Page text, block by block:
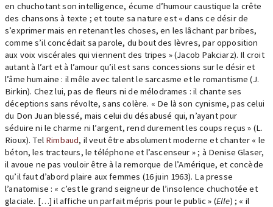
en chuchotant son intelligence, écume d’humour caustique la crête
des chansons à texte ; et toute sa nature est « dans ce désir de
s’exprimer mais en retenant les choses, en les lâchant par bribes,
comme s’il concédait sa parole, du bout des lèvres, par opposition
aux voix viscérales qui viennent des tripes » (Jacob Pakciarz). Il croit
autant à l’art et à l’amour qu’il est sans concessions sur le désir et
l’âme humaine : il mêle avec talent le sarcasme et le romantisme (J.
Birkin). Chez lui, pas de fleurs ni de mélodrames : il chante ses
déceptions sans révolte, sans colère. « De là son cynisme, pas celui
du Don Juan blessé, mais celui du désabusé qui, n’ayant pour
séduire ni le charme ni l’argent, rend durement les coups reçus » (L.
Rioux). Tel Rimbaud, il veut être absolument moderne et chanter « le
béton, les tracteurs, le téléphone et l’ascenseur » ; à Denise Glaser,
il avoue ne pas vouloir être à la remorque de l’Amérique, et concède
qu’il faut d’abord plaire aux femmes (16 juin 1963). La presse
l’anatomise : « c’est le grand seigneur de l’insolence chuchotée et
glaciale. […] il affiche un parfait mépris pour le public » (Elle) ; « il